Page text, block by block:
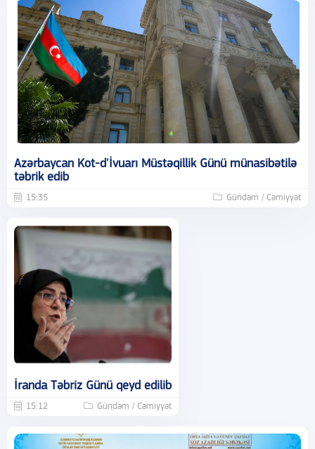
Azərbaycan Kot-d'İvuarı Müstəqillik Günü münasibətilə
təbrik edib
15:35 Gündəm / Cəmiyyət
İranda Təbriz Günü qeyd edilib
15:12 Gündəm / Cəmiyyət